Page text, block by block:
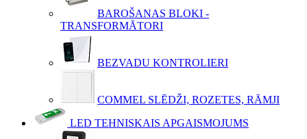
BAROŠANAS BLOKI -
TRANSFORMĀTORI
BEZVADU KONTROLIERI
COMMEL SLĒDŽI, ROZETES, RĀMJI
LED TEHNISKAIS APGAISMOJUMS